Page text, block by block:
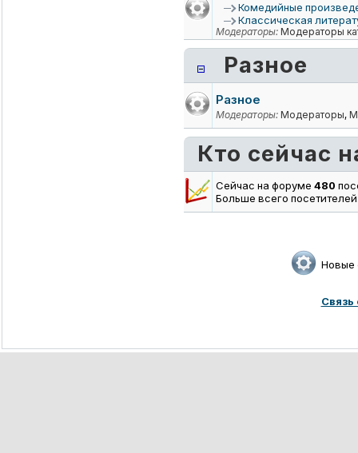
Комедийные
Классическая
Модераторы: Модераторы
Разное
Разное
Модераторы: Модераторы,
Кто сейчас
Сейчас на форуме 480
Больше всего
Новые